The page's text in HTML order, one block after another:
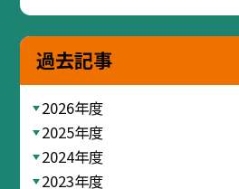
過去記事
2026年度
2025年度
2024年度
2023年度